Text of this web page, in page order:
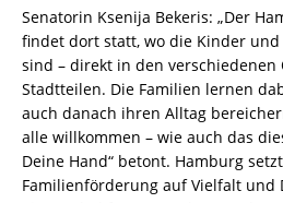
Senatorin Ksenija Bekeris: „Der
findet dort statt, wo die Kinder
sind – direkt in den
Stadtteilen. Die Familien lernen
auch danach ihren Alltag
alle willkommen – wie auch das
Deine Hand“ betont. Hamburg
Familienförderung auf Vielfalt und